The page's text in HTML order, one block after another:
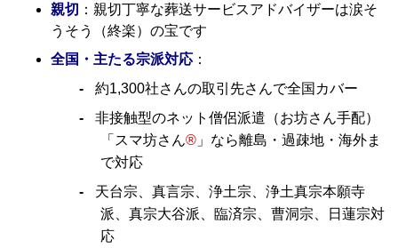
親切 ：親切丁寧な葬送サービスアドバイザーは涙そ
うそう（終楽）の宝です
全国・主たる宗派対応：
約1,300社さんの取引先さんで全国カバー
非接触型のネット僧侶派遣（お坊さん手配）
「スマ坊さん®」なら離島・過疎地・海外ま
で対応
天台宗、真言宗、浄土宗、浄土真宗本願寺
派、真宗大谷派、臨済宗、曹洞宗、日蓮宗対
応